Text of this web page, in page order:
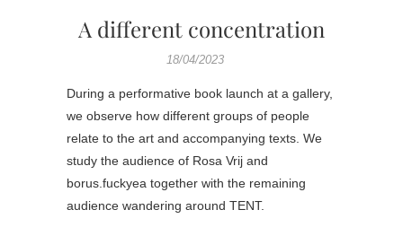
A different concentration
18/04/2023
During a performative book launch at a gallery,
we observe how different groups of people
relate to the art and accompanying texts. We
study the audience of Rosa Vrij and
borus.fuckyea together with the remaining
audience wandering around TENT.